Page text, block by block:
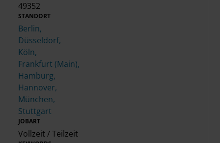
49352
STANDORT
Berlin,
Düsseldorf,
Köln,
Frankfurt (Main),
Hamburg,
Hannover,
München,
Stuttgart
JOBART
Vollzeit / Teilzeit